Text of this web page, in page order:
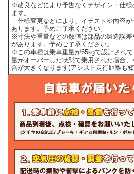
※改良などにより予告なくデザイン・仕様
ます。
仕様変更などにより、イラストや内容が
あります。予めご了承ください。
※寸法や重量などの数値は部品の製造誤
があります。予めご了承ください。
※この車種は乗車重量が65kgで設計され
量がオーバーした状態で乗用された場合
合が大きくなります(アシスト走行距離も短